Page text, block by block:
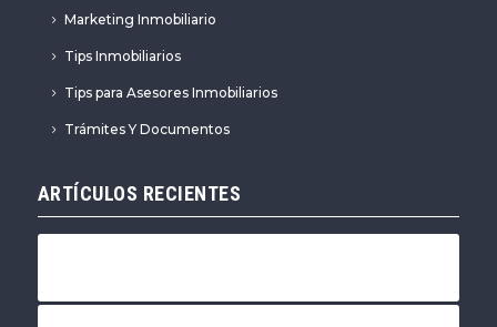
Marketing Inmobiliario
Tips Inmobiliarios
Tips para Asesores Inmobiliarios
Trámites Y Documentos
ARTÍCULOS RECIENTES